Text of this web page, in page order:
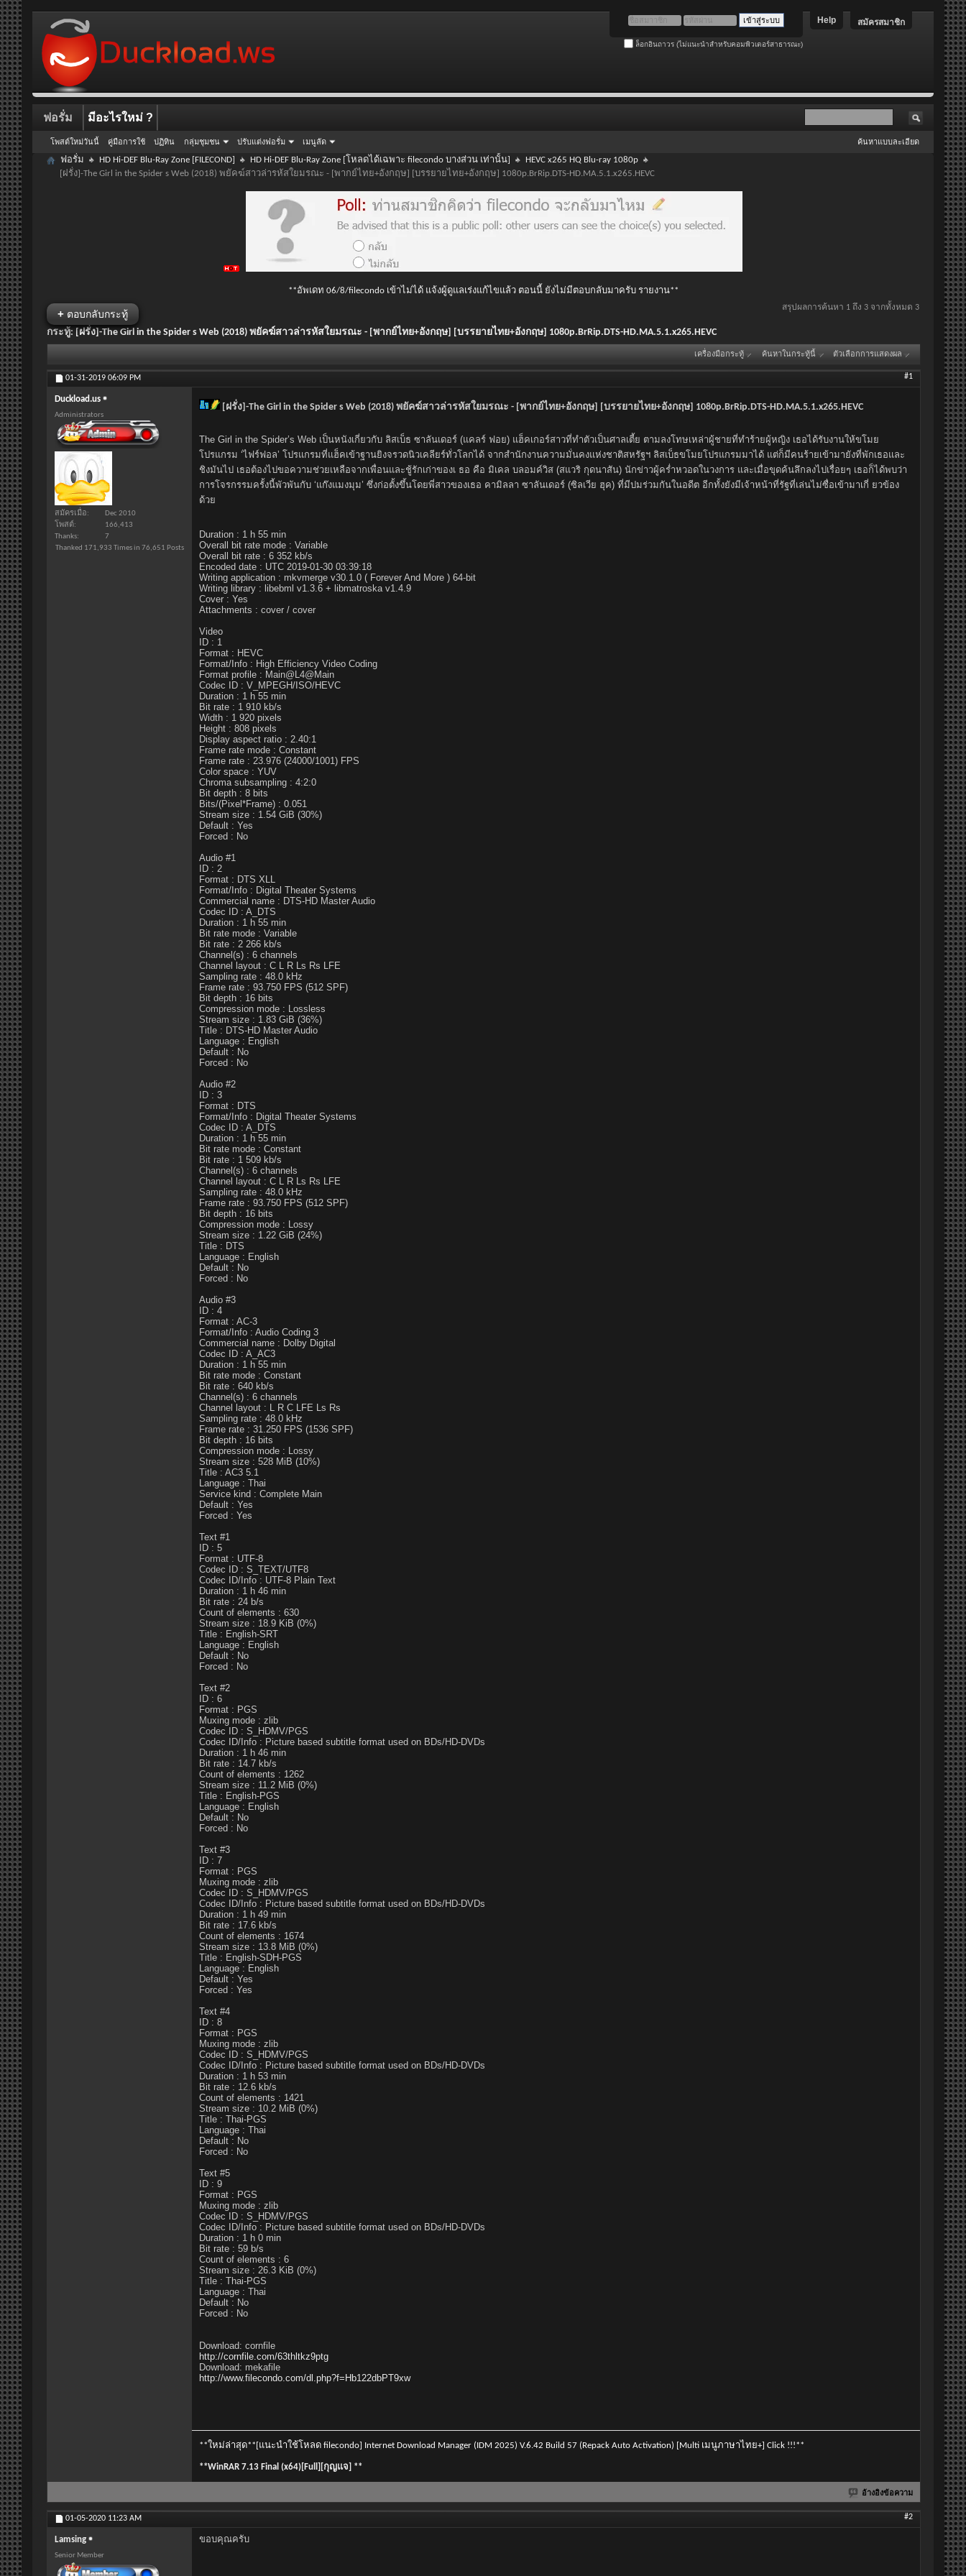
สมัครสมาชิก
Help
ล็อกอินถาวร (ไม่แนะนำสำหรับคอมพิวเตอร์สาธารณะ)
ฟอรั่ม
โพสต์ใหม่วันนี้ คู่มือการใช้ ปฏิทิน กลุ่มชุมชน ปรับแต่งฟอรั่ม เมนูลัด
มีอะไรใหม่ ?
ค้นหาแบบละเอียด
ฟอรั่ม HD Hi-DEF Blu-Ray Zone [FILECOND] HD Hi-DEF Blu-Ray Zone [โหลดได้เฉพาะ filecondo บางส่วน เท่านั้น]
HEVC x265 HQ Blu-ray 1080p
[ฝรั่ง]-The Girl in the Spider s Web (2018) พยัคฆ์สาวล่ารหัสใยมรณะ - [พากย์ไทย+อังกฤษ] [บรรยายไทย+อังกฤษ] 1080p.BrRip.DTS-HD.MA.5.1.x265.HEVC
**อัพเดท 06/8/filecondo เข้าไม่ได้ แจ้งผู้ดูแลเร่งแก้ไขแล้ว ตอนนี้ ยังไม่มีตอบกลับมาครับ รายงาน**
+ ตอบกลับกระทู้
สรุปผลการค้นหา 1 ถึง 3 จากทั้งหมด 3
กระทู้: [ฝรั่ง]-The Girl in the Spider s Web (2018) พยัคฆ์สาวล่ารหัสใยมรณะ - [พากย์ไทย+อังกฤษ] [บรรยายไทย+อังกฤษ] 1080p.BrRip.DTS-HD.MA.5.1.x265.HEVC
เครื่องมือกระทู้ ค้นหาในกระทู้นี้ ตัวเลือกการแสดงผล
01-31-2019 06:09 PM #1
Duckload.us
Administrators
สมัครเมื่อ
Dec 2010
โพสต์
166,413
Thanks
7
Thanked 171,933 Times in 76,651 Posts
[ฝรั่ง]-The Girl in the Spider s Web (2018) พยัคฆ์สาวล่ารหัสใยมรณะ - [พากย์ไทย+อังกฤษ] [บรรยายไทย+อังกฤษ] 1080p.BrRip.DTS-HD.MA.5.1.x265.HEVC
The Girl in the Spider’s Web เป็นหนังเกี่ยวกับ ลิสเบ็ธ ซาลันเดอร์ (แคลร์ ฟอย) แฮ็คเกอร์สาวที่ทำตัวเป็นศาลเตี้ย ตามลงโทษเหล่าผู้ชายที่ทำร้ายผู้หญิง เธอได้รับงานให้ขโมย
โปรแกรม ‘ไฟร์ฟอล’ โปรแกรมที่แฮ็คเข้าฐานยิงจรวดนิวเคลียร์ทั่วโลกได้ จากสำนักงานความมั่นคงแห่งชาติสหรัฐฯ ลิสเบ็ธขโมยโปรแกรมมาได้ แต่ก็มีคนร้ายเข้ามายังที่พักเธอและ
ชิงมันไป เธอต้องไปขอความช่วยเหลือจากเพื่อนและชู้รักเก่าของเ ธอ คือ มิเคล บลอมค์วิส (สแวริ กุดนาสัน) นักข่าวผู้คร่ำหวอดในวงการ และเมื่อขุดค้นลึกลงไปเรื่อยๆ เธอก็ได้พบว่า
การโจรกรรมครั้งนี้พัวพันกับ ‘แก๊งแมงมุม’ ซึ่งก่อตั้งขึ้นโดยพี่สาวของเธอ คามิลลา ซาลันเดอร์ (ซิลเวีย ฮุค) ที่มีปมร่วมกันในอดีต อีกทั้งยังมีเจ้าหน้าที่รัฐที่เล่นไม่ซื่อเข้ามาเกี่ ยวข้อง
ด้วย
Duration : 1 h 55 min
Overall bit rate mode : Variable
Overall bit rate : 6 352 kb/s
Encoded date : UTC 2019-01-30 03:39:18
Writing application : mkvmerge v30.1.0 ( Forever And More ) 64-bit
Writing library : libebml v1.3.6 + libmatroska v1.4.9
Cover : Yes
Attachments : cover / cover
Video
ID : 1
Format : HEVC
Format/Info : High Efficiency Video Coding
Format profile : Main@L4@Main
Codec ID : V_MPEGH/ISO/HEVC
Duration : 1 h 55 min
Bit rate : 1 910 kb/s
Width : 1 920 pixels
Height : 808 pixels
Display aspect ratio : 2.40:1
Frame rate mode : Constant
Frame rate : 23.976 (24000/1001) FPS
Color space : YUV
Chroma subsampling : 4:2:0
Bit depth : 8 bits
Bits/(Pixel*Frame) : 0.051
Stream size : 1.54 GiB (30%)
Default : Yes
Forced : No
Audio #1
ID : 2
Format : DTS XLL
Format/Info : Digital Theater Systems
Commercial name : DTS-HD Master Audio
Codec ID : A_DTS
Duration : 1 h 55 min
Bit rate mode : Variable
Bit rate : 2 266 kb/s
Channel(s) : 6 channels
Channel layout : C L R Ls Rs LFE
Sampling rate : 48.0 kHz
Frame rate : 93.750 FPS (512 SPF)
Bit depth : 16 bits
Compression mode : Lossless
Stream size : 1.83 GiB (36%)
Title : DTS-HD Master Audio
Language : English
Default : No
Forced : No
Audio #2
ID : 3
Format : DTS
Format/Info : Digital Theater Systems
Codec ID : A_DTS
Duration : 1 h 55 min
Bit rate mode : Constant
Bit rate : 1 509 kb/s
Channel(s) : 6 channels
Channel layout : C L R Ls Rs LFE
Sampling rate : 48.0 kHz
Frame rate : 93.750 FPS (512 SPF)
Bit depth : 16 bits
Compression mode : Lossy
Stream size : 1.22 GiB (24%)
Title : DTS
Language : English
Default : No
Forced : No
Audio #3
ID : 4
Format : AC-3
Format/Info : Audio Coding 3
Commercial name : Dolby Digital
Codec ID : A_AC3
Duration : 1 h 55 min
Bit rate mode : Constant
Bit rate : 640 kb/s
Channel(s) : 6 channels
Channel layout : L R C LFE Ls Rs
Sampling rate : 48.0 kHz
Frame rate : 31.250 FPS (1536 SPF)
Bit depth : 16 bits
Compression mode : Lossy
Stream size : 528 MiB (10%)
Title : AC3 5.1
Language : Thai
Service kind : Complete Main
Default : Yes
Forced : Yes
Text #1
ID : 5
Format : UTF-8
Codec ID : S_TEXT/UTF8
Codec ID/Info : UTF-8 Plain Text
Duration : 1 h 46 min
Bit rate : 24 b/s
Count of elements : 630
Stream size : 18.9 KiB (0%)
Title : English-SRT
Language : English
Default : No
Forced : No
Text #2
ID : 6
Format : PGS
Muxing mode : zlib
Codec ID : S_HDMV/PGS
Codec ID/Info : Picture based subtitle format used on BDs/HD-DVDs
Duration : 1 h 46 min
Bit rate : 14.7 kb/s
Count of elements : 1262
Stream size : 11.2 MiB (0%)
Title : English-PGS
Language : English
Default : No
Forced : No
Text #3
ID : 7
Format : PGS
Muxing mode : zlib
Codec ID : S_HDMV/PGS
Codec ID/Info : Picture based subtitle format used on BDs/HD-DVDs
Duration : 1 h 49 min
Bit rate : 17.6 kb/s
Count of elements : 1674
Stream size : 13.8 MiB (0%)
Title : English-SDH-PGS
Language : English
Default : Yes
Forced : Yes
Text #4
ID : 8
Format : PGS
Muxing mode : zlib
Codec ID : S_HDMV/PGS
Codec ID/Info : Picture based subtitle format used on BDs/HD-DVDs
Duration : 1 h 53 min
Bit rate : 12.6 kb/s
Count of elements : 1421
Stream size : 10.2 MiB (0%)
Title : Thai-PGS
Language : Thai
Default : No
Forced : No
Text #5
ID : 9
Format : PGS
Muxing mode : zlib
Codec ID : S_HDMV/PGS
Codec ID/Info : Picture based subtitle format used on BDs/HD-DVDs
Duration : 1 h 0 min
Bit rate : 59 b/s
Count of elements : 6
Stream size : 26.3 KiB (0%)
Title : Thai-PGS
Language : Thai
Default : No
Forced : No
Download: cornfile
http://cornfile.com/63thltkz9ptg
Download: mekafile
http://www.filecondo.com/dl.php?f=Hb122dbPT9xw
**ใหม่ล่าสุด**[แนะนำใช้โหลด filecondo] Internet Download Manager (IDM 2025) V.6.42 Build 57 (Repack Auto Activation) [Multi เมนูภาษาไทย+] Click !!!**
**WinRAR 7.13 Final (x64)[Full][กุญแจ] **
อ้างอิงข้อความ
01-05-2020 11:23 AM #2
Lamsing
Senior Member
ขอบคุณครับ